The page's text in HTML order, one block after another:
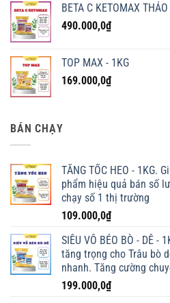
BETA C KETOMAX
490.000,0₫
TOP MAX - 1KG
169.000,0₫
BÁN CHẠY
TĂNG TỐC HEO - 1KG.
phẩm hiệu quả bán số
chạy số 1 thị trường
109.000,0₫
SIÊU VỖ BÉO BÒ - DÊ -
tăng trọng cho Trâu bò
nhanh. Tăng cường
199.000,0₫